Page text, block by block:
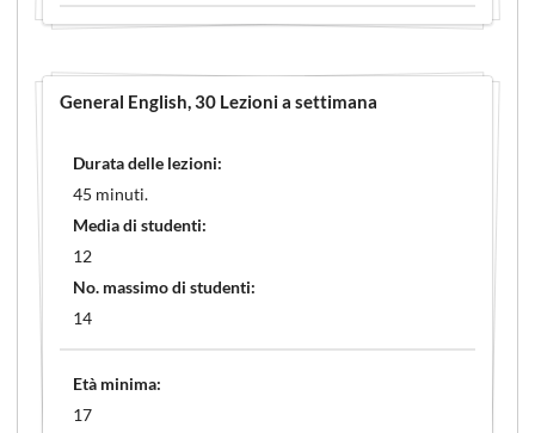
General English, 30 Lezioni a settimana
Durata delle lezioni:
45 minuti.
Media di studenti:
12
No. massimo di studenti:
14
Età minima:
17